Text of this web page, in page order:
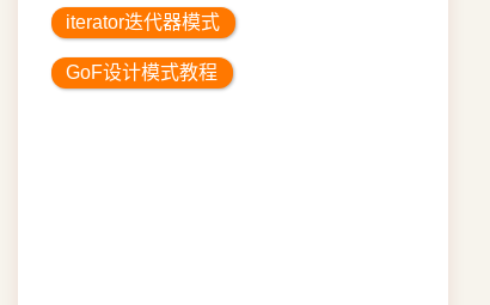
iterator迭代器模式
GoF设计模式教程